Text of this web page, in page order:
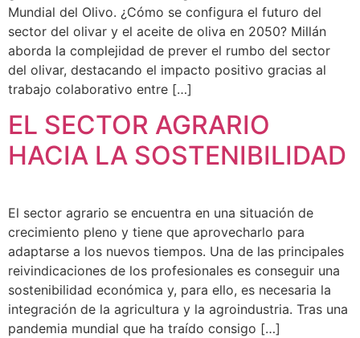
Mundial del Olivo. ¿Cómo se configura el futuro del
sector del olivar y el aceite de oliva en 2050? Millán
aborda la complejidad de prever el rumbo del sector
del olivar, destacando el impacto positivo gracias al
trabajo colaborativo entre […]
EL SECTOR AGRARIO
HACIA LA SOSTENIBILIDAD
El sector agrario se encuentra en una situación de
crecimiento pleno y tiene que aprovecharlo para
adaptarse a los nuevos tiempos. Una de las principales
reivindicaciones de los profesionales es conseguir una
sostenibilidad económica y, para ello, es necesaria la
integración de la agricultura y la agroindustria. Tras una
pandemia mundial que ha traído consigo […]